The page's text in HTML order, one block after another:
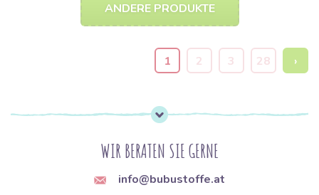
ANDERE PRODUKTE
1 2 3 28 ›
WIR BERATEN SIE GERNE
info@bubustoffe.at